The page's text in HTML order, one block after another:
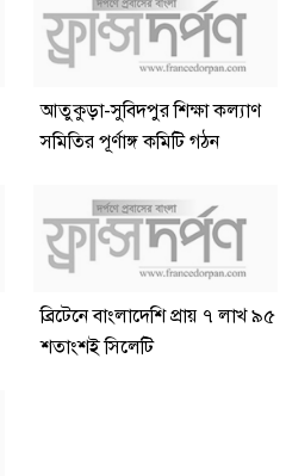
আতুকুড়া-সুবিদপুর শিক্ষা কল্যাণ
সমিতির পূর্ণাঙ্গ কমিটি গঠন
ব্রিটেনে বাংলাদেশি প্রায় ৭ লাখ ৯৫
শতাংশই সিলেটি